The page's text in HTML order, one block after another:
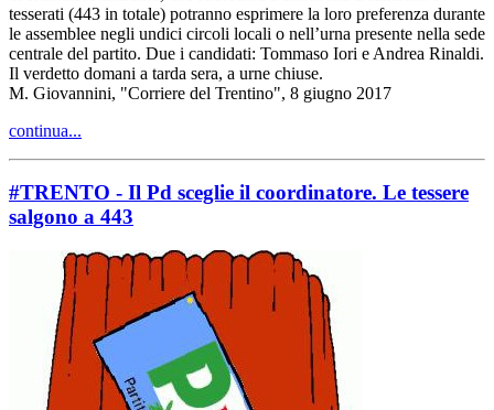
tesserati (443 in totale) potranno esprimere la loro preferenza durante
le assemblee negli undici circoli locali o nell’urna presente nella sede
centrale del partito. Due i candidati: Tommaso Iori e Andrea Rinaldi.
Il verdetto domani a tarda sera, a urne chiuse.
M. Giovannini, "Corriere del Trentino", 8 giugno 2017
continua...
#TRENTO - Il Pd sceglie il coordinatore. Le tessere
salgono a 443